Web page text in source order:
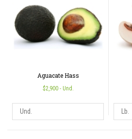
Aguacate Hass
$2,900 - Und.